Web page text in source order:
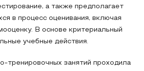
а также предполагает
в процесс оценивания, включая
В основе критериальный
учебные действия.
тренировочных занятий проходила